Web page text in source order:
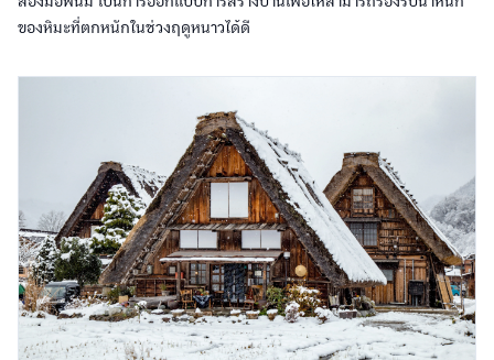
ของหิมะที่ตกหนักในช่วงฤดูหนาวได้ดี